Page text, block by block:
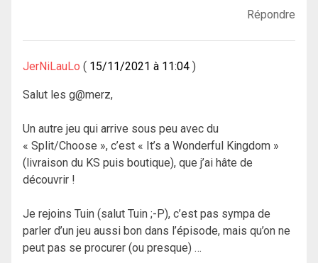
Répondre
JerNiLauLo 15/11/2021 à 11:04
Salut les g@merz,
Un autre jeu qui arrive sous peu avec du
« Split/Choose », c’est « It’s a Wonderful Kingdom »
(livraison du KS puis boutique), que j’ai hâte de
découvrir !
Je rejoins Tuin (salut Tuin ;-P), c’est pas sympa de
parler d’un jeu aussi bon dans l’épisode, mais qu’on ne
peut pas se procurer (ou presque) …